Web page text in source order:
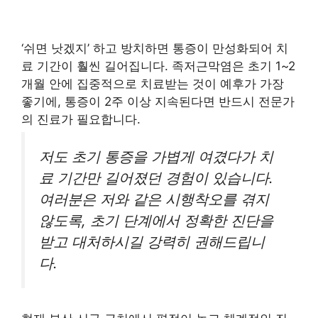
‘쉬면 낫겠지’ 하고 방치하면 통증이 만성화되어 치
료 기간이 훨씬 길어집니다. 족저근막염은 초기 1~2
개월 안에 집중적으로 치료받는 것이 예후가 가장
좋기에, 통증이 2주 이상 지속된다면 반드시 전문가
의 진료가 필요합니다.
저도 초기 통증을 가볍게 여겼다가 치
료 기간만 길어졌던 경험이 있습니다.
여러분은 저와 같은 시행착오를 겪지
않도록, 초기 단계에서 정확한 진단을
받고 대처하시길 강력히 권해드립니
다.